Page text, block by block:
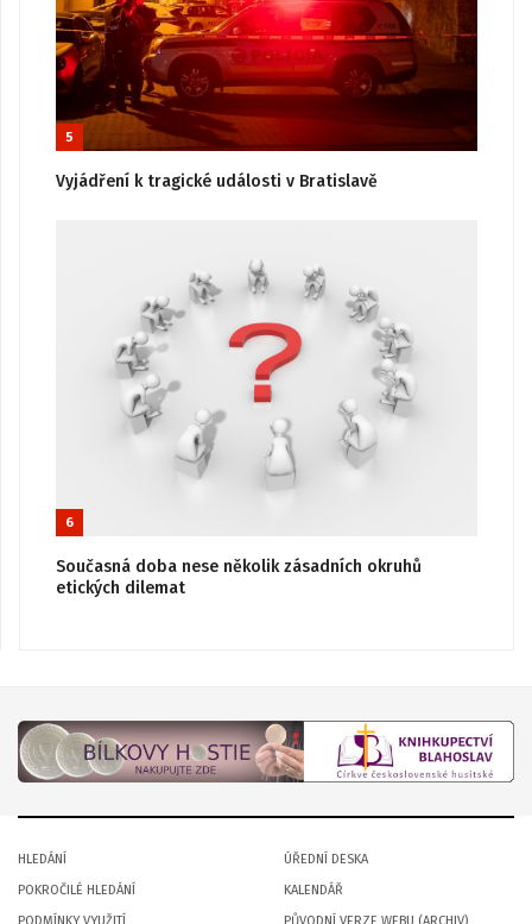
5
Vyjádření k tragické události v Bratislavě
6
Současná doba nese několik zásadních okruhů
etických dilemat
HLEDÁNÍ
POKROČILÉ HLEDÁNÍ
PODMÍNKY VYUŽITÍ
ÚŘEDNÍ DESKA
KALENDÁŘ
PŮVODNÍ VERZE WEBU (ARCHIV)